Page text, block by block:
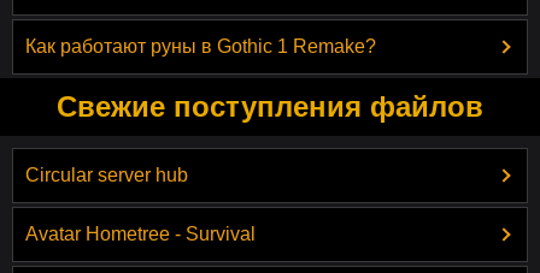
Как работают руны в Gothic 1 Remake?
Свежие поступления файлов
Circular server hub
Avatar Hometree - Survival